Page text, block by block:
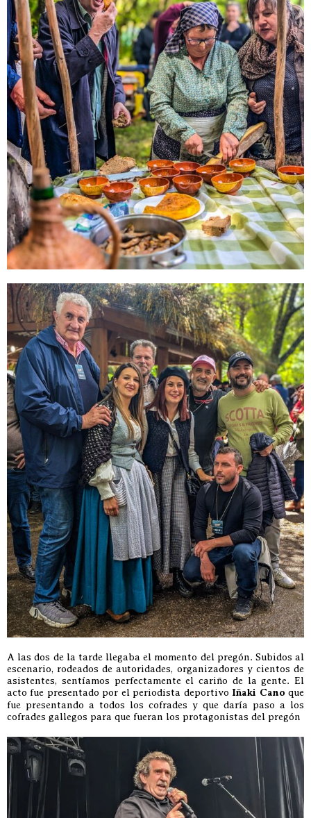
A las dos de la tarde llegaba el momento del pregón. Subidos al
escenario, rodeados de autoridades, organizadores y cientos de
asistentes, sentíamos perfectamente el cariño de la gente. El
acto fue presentado por el periodista deportivo Iñaki Cano que
fue presentando a todos los cofrades y que daría paso a los
cofrades gallegos para que fueran los protagonistas del pregón